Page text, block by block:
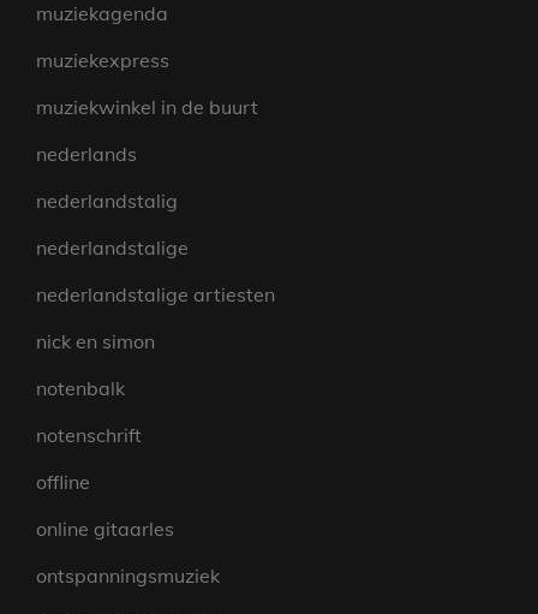
muziekagenda
muziekexpress
muziekwinkel in de buurt
nederlands
nederlandstalig
nederlandstalige
nederlandstalige artiesten
nick en simon
notenbalk
notenschrift
offline
online gitaarles
ontspanningsmuziek